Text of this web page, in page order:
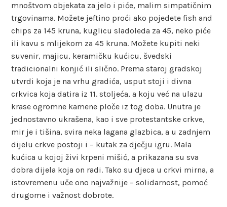
mnoštvom objekata za jelo i piće, malim simpatičnim
trgovinama. Možete jeftino proći ako pojedete fish and
chips za 145 kruna, kuglicu sladoleda za 45, neko piće
ili kavu s mlijekom za 45 kruna. Možete kupiti neki
suvenir, majicu, keramičku kućicu, švedski
tradicionalni konjić ili slično. Prema staroj gradskoj
utvrdi koja je na vrhu gradića, usput stoji i divna
crkvica koja datira iz 11. stoljeća, a koju već na ulazu
krase ogromne kamene ploče iz tog doba. Unutra je
jednostavno ukrašena, kao i sve protestantske crkve,
mir je i tišina, svira neka lagana glazbica, a u zadnjem
dijelu crkve postoji i – kutak za dječju igru. Mala
kućica u kojoj živi krpeni mišić, a prikazana su sva
dobra dijela koja on radi. Tako su djeca u crkvi mirna, a
istovremenu uče ono najvažnije – solidarnost, pomoć
drugome i važnost dobrote.